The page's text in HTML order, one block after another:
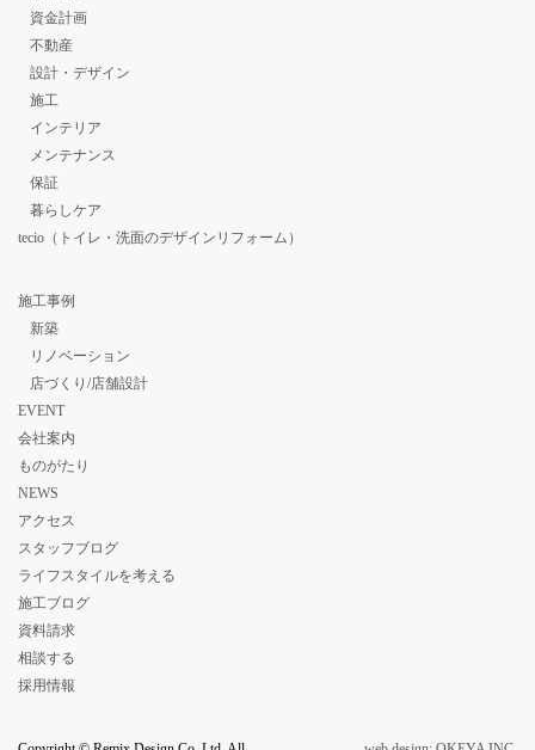
資金計画
不動産
設計・デザイン
施工
インテリア
メンテナンス
保証
暮らしケア
tecio（トイレ・洗面のデザインリフォーム）
施工事例
新築
リノベーション
店づくり/店舗設計
EVENT
会社案内
ものがたり
NEWS
アクセス
スタッフブログ
ライフスタイルを考える
施工ブログ
資料請求
相談する
採用情報